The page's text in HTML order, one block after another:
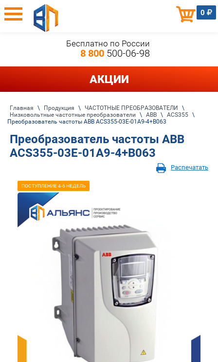
0
Бесплатно по России
8 800500-06-98
АКЦИИ
Главная \ Продукция \ ЧАСТОТНЫЕ ПРЕОБРАЗОВАТЕЛИ
\
Низковольтные частотные преобразователи
\ ABB \ ACS355 \
Преобразователь частоты ABB ACS355-03E-01A9-4+B063
Преобразователь частоты ABB
ACS355-03E-01A9-4+B063
Распечатать
ПОСТУПЛЕНИЕ 4-6 НЕДЕЛЬ